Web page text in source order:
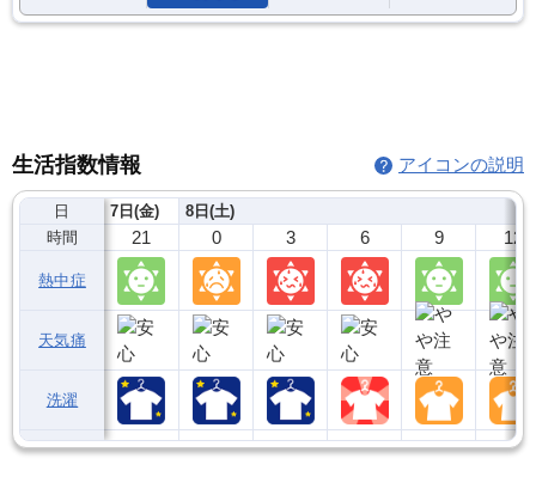
生活指数情報 アイコンの説明
日
時間
熱中症
天気痛
洗濯
7日(金)
21
8日(土)
0 3 6 9 12